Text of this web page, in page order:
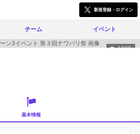
新規登録・ログイン
チーム イベント
1889
基本情報